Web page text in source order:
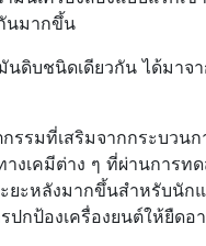
นมากขึ้น
ดิบชนิดเดียวกัน ได้มาจา
รรมที่เสริมจากกระบวน
เคมีต่าง ๆ ที่ผ่านการทด
ยะหลังมากขึ้นสำหรับนัก
ปกป้องเครื่องยนต์ให้ยืดอ